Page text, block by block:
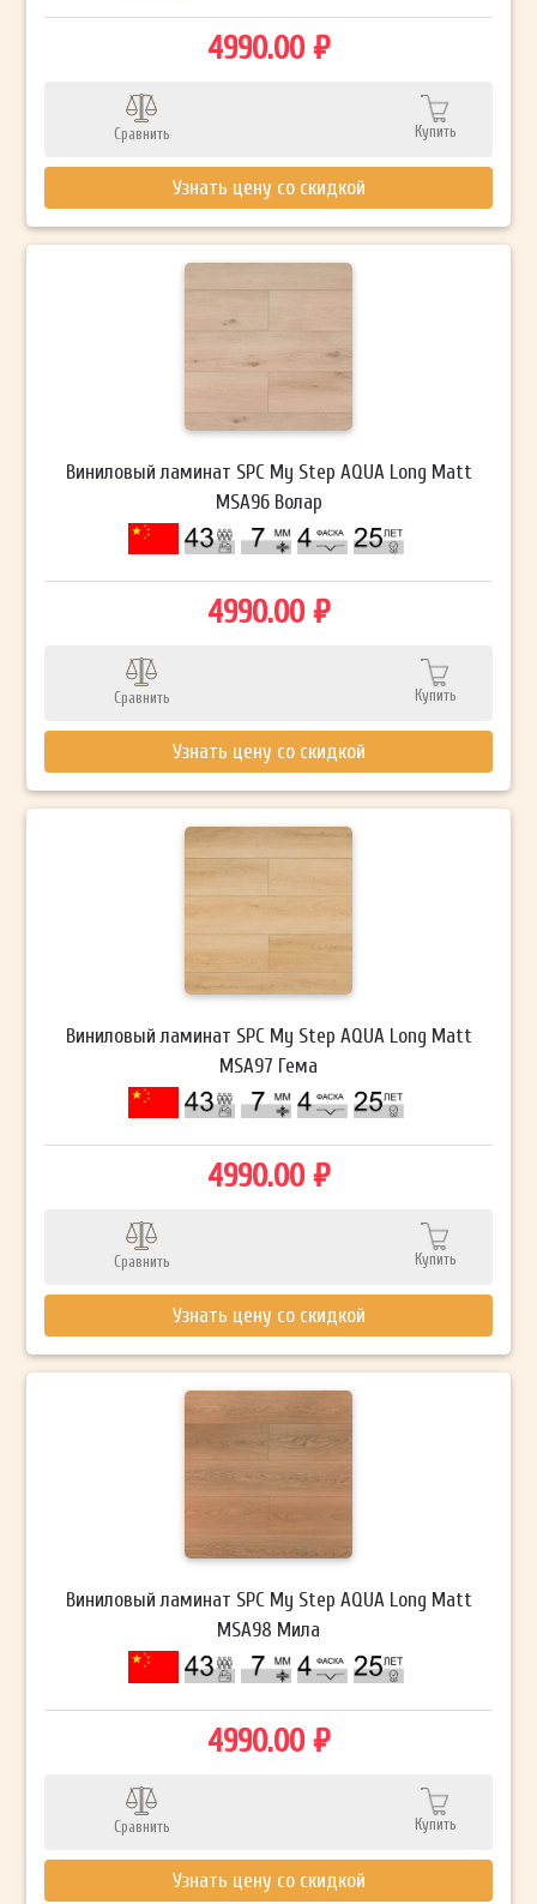
4990.00 ₽
Сравнить Купить
Узнать цену со скидкой
Виниловый ламинат SPC My Step AQUA Long Matt
MSA96 Волар
4990.00 ₽
Сравнить Купить
Узнать цену со скидкой
Виниловый ламинат SPC My Step AQUA Long Matt
MSA97 Гема
4990.00 ₽
Сравнить Купить
Узнать цену со скидкой
Виниловый ламинат SPC My Step AQUA Long Matt
MSA98 Мила
4990.00 ₽
Сравнить Купить
Узнать цену со скидкой